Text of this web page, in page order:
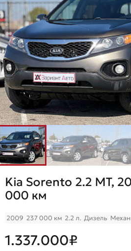
Kia Sorento 2.2 MT,
000 км
2009 237 000 км 2.2 л. Дизель
1.337.000₽